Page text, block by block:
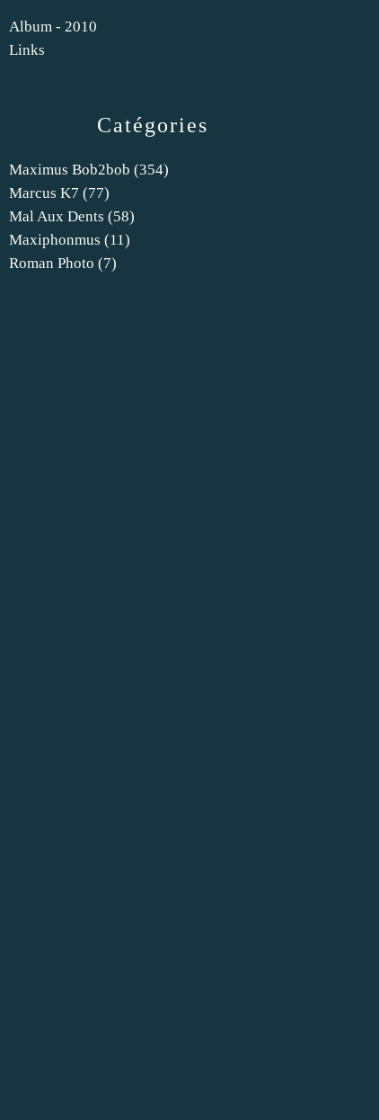
Catégories
Maximus Bob2bob (354)
Marcus K7 (77)
Mal Aux Dents (58)
Maxiphonmus (11)
Roman Photo (7)
Album - 2010
Links